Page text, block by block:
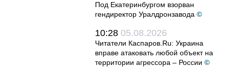
Под Екатеринбургом взорван
гендиректор Уралдронзавода ©
10:28 05.08.2026
Читатели Каспаров.Ru: Украина
вправе атаковать любой объект на
территории агрессора – России ©